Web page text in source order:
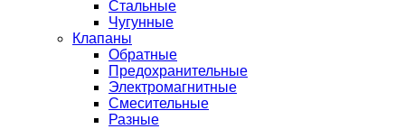
Стальные
Чугунные
Клапаны
Обратные
Предохранительные
Электромагнитные
Смесительные
Разные